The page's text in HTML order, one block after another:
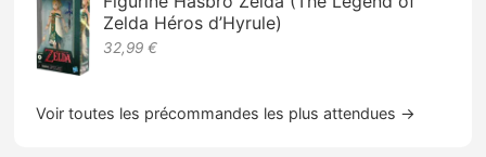
Zelda Héros d’Hyrule)
32,99 €
Voir toutes les précommandes les plus attendues →